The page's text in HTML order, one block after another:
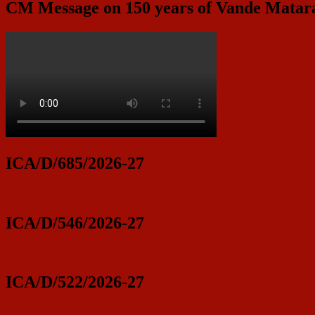
CM Message on 150 years of Vande
ICA/D/685/2026-27
ICA/D/546/2026-27
ICA/D/522/2026-27